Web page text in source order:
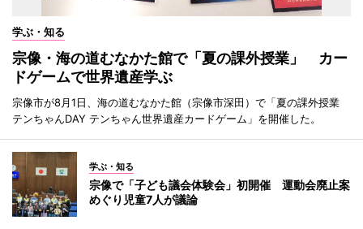
学ぶ・知る
宗像・海の道むなかた館で「夏の課外授業」 カー
ドゲームで世界遺産学ぶ
宗像市が8月1日、海の道むなかた館（宗像市深田）で「夏の課外授業
テンちゃんDAY テンちゃん世界遺産カードゲーム」を開催した。
学ぶ・知る
宗像で「子ども議会体験会」初開催 運動会廃止案
めぐり児童7人が議論